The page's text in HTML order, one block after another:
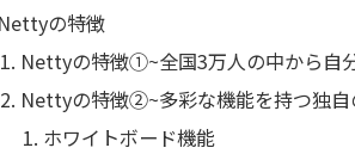
Nettyの特徴
Nettyの特徴①~全国3万人の中から自
Nettyの特徴②~多彩な機能を持つ独自
ホワイトボード機能